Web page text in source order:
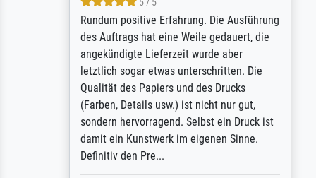
Rundum positive Erfahrung. Die Ausführung
des Auftrags hat eine Weile gedauert, die
angekündigte Lieferzeit wurde aber
letztlich sogar etwas unterschritten. Die
Qualität des Papiers und des Drucks
(Farben, Details usw.) ist nicht nur gut,
sondern hervorragend. Selbst ein Druck ist
damit ein Kunstwerk im eigenen Sinne.
Definitiv den Pre...